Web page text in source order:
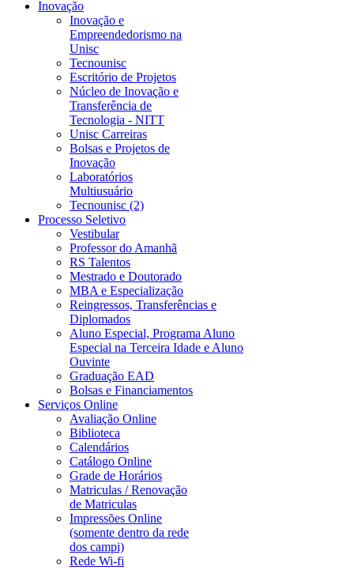
Inovação
Inovação e
Empreendedorismo na
Unisc
Tecnounisc
Escritório de Projetos
Núcleo de Inovação e
Transferência de
Tecnologia - NITT
Unisc Carreiras
Bolsas e Projetos de
Inovação
Laboratórios
Multiusuário
Tecnounisc (2)
Processo Seletivo
Vestibular
Professor do Amanhã
RS Talentos
Mestrado e Doutorado
MBA e Especialização
Reingressos, Transferências e
Diplomados
Aluno Especial, Programa Aluno
Especial na Terceira Idade e Aluno
Ouvinte
Graduação EAD
Bolsas e Financiamentos
Serviços Online
Avaliação Online
Biblioteca
Calendários
Catálogo Online
Grade de Horários
Matriculas / Renovação
de Matriculas
Impressões Online
(somente dentro da rede
dos campi)
Rede Wi-fi